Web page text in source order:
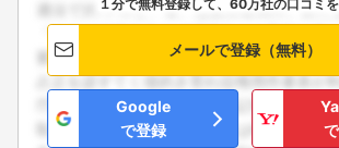
１分で無料登録して、60万社の口コミ
メールで登録（無料）
Google
で登録